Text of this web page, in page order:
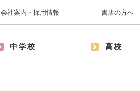
会社案内・採用情報 書店の方へ
中学校 高校